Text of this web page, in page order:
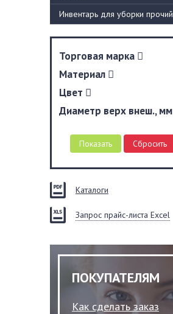
Инвентарь для уборки прочий
Торговая марка
Материал
Цвет
Диаметр верх внеш., мм
Каталоги
Запрос прайс-листа Excel
ПОКУПАТЕЛЯМ
Как сделать заказ